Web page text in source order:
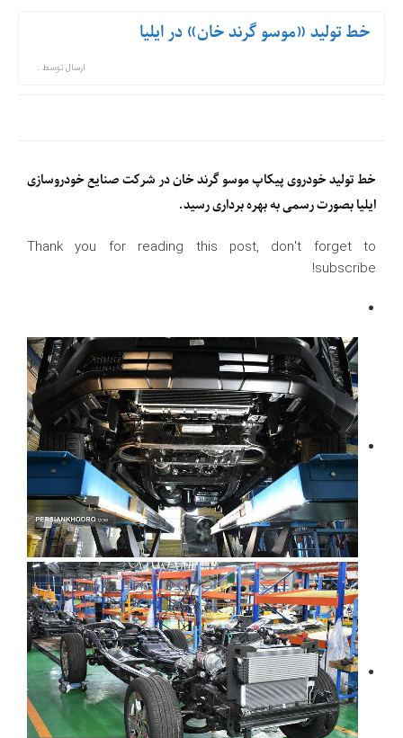
خط تولید «موسو گرند خان» در ایلیا
ارسال توسط :
خط تولید خودروی پیکاپ موسو گرند خان در شرکت صنایع خودروسازی
ایلیا بصورت رسمی به بهره برداری رسید.
Thank you for reading this post, don't forget to
subscribe!